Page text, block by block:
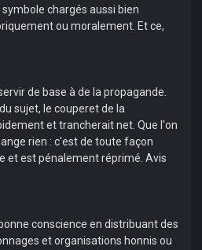
chargés aussi bien
ou moralement. Et ce,
de base à de la propagande.
sujet, le couperet de la
et trancherait net. Que l'on
rien : c'est de toute façon
et est pénalement réprimé. Avis
conscience en distribuant des
et organisations honnis ou